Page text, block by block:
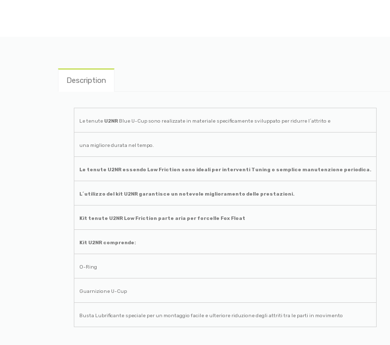
Description
Le tenute U2NR Blue U-Cup sono realizzate in materiale specificamente sviluppato per ridurre l´attrito e
una migliore durata nel tempo.
Le tenute U2NR essendo Low Friction sono ideali per interventi Tuning o semplice manutenzione periodica.
L´utilizzo del kit U2NR garantisce un notevole miglioramento delle prestazioni.
Kit tenute U2NR Low Friction parte aria per forcelle Fox Float
Kit U2NR comprende:
O-Ring
Guarnizione U-Cup
Busta Lubrificante speciale per un montaggio facile e ulteriore riduzione degli attriti tra le parti in movimento